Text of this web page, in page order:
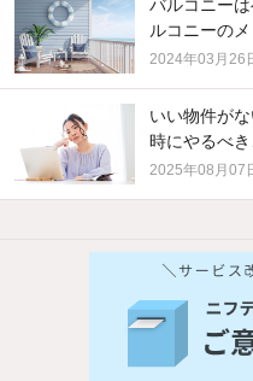
バルコニー
ルコニーの
2024年03月26
いい物件が
時にやるべき
2025年08月07
他の人はこんな条件で絞り込
バス・トイレ別